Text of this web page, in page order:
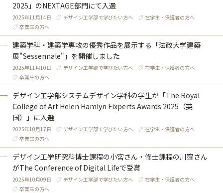
2025」のNEXTAGE部門にて入選
2025年11月14日 デザイン工学部で学びたい方へ
在学生・保護者の方へ
卒業生の方へ
建築学科・建築学専攻の優秀作品を展示する「法政大学建築
展"Sessennale"」を開催しました
2025年11月10日 デザイン工学部で学びたい方へ
在学生・保護者の方へ
卒業生の方へ
デザイン工学部システムデザイン学科の学生が「The Royal
College of Art Helen Hamlyn Fixperts Awards 2025（英
国）」に入選
2025年10月17日 デザイン工学部で学びたい方へ
在学生・保護者の方へ
卒業生の方へ
デザイン工学研究科博士課程の小宮さん・修士課程の川窪さん
がThe Conference of Digital Lifeで受賞
2025年10月09日 デザイン工学部で学びたい方へ
在学生・保護者の方へ
卒業生の方へ